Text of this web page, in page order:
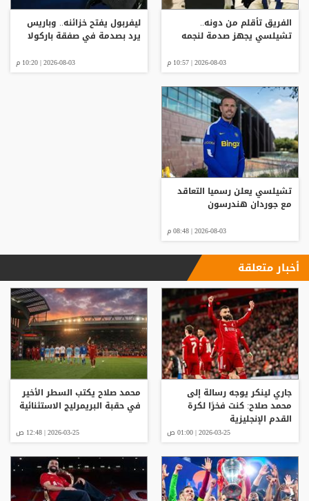
الفريق تأقلم من دونه..
تشيلسي يجهز صدمة لنجمه
2026-08-03 | 10:57 م
ليفربول يفتح خزائنه.. وباريس
يرد بصدمة في صفقة باركولا
2026-08-03 | 10:20 م
تشيلسي يعلن رسميا التعاقد
مع جوردان هندرسون
2026-08-03 | 08:48 م
أخبار متعلقة
جاري لينكر يوجه رسالة إلى
محمد صلاح: كنت فخرًا لكرة
القدم الإنجليزية
2026-03-25 | 01:00 ص
محمد صلاح يكتب السطر الأخير
في حقبة البريمرليج الاستثنائية
2026-03-25 | 12:48 ص